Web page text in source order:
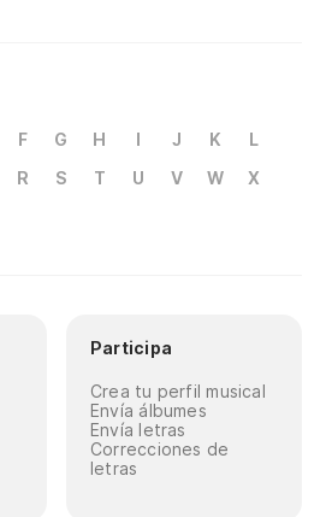
F G H I J K
L
R S T U V W
X
Participa
Crea tu perfil musical
Envía álbumes
Envía letras
Correcciones de
letras